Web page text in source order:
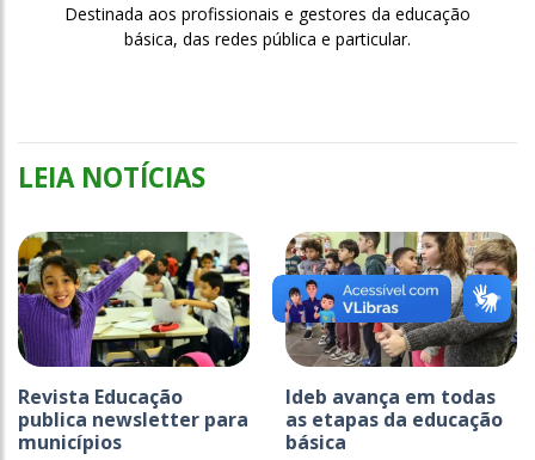
Destinada aos profissionais e gestores da educação
básica, das redes pública e particular.
LEIA NOTÍCIAS
Revista Educação
publica newsletter para
municípios
Ideb avança em todas
as etapas da educação
básica